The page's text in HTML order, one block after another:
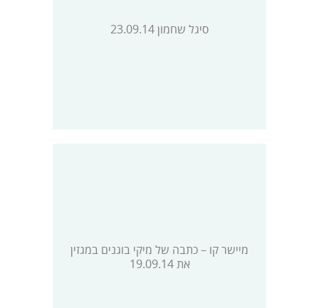
סיגל שחמון 23.09.14
מיישר קו – כתבה של מיקי בוגנים במגזין
את 19.09.14